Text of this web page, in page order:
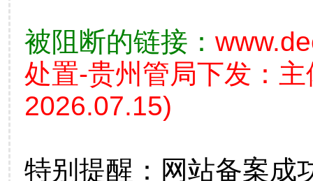
被阻断的链接：
处置-贵州管局下发：
2026.07.15)
特别提醒：网站备案成